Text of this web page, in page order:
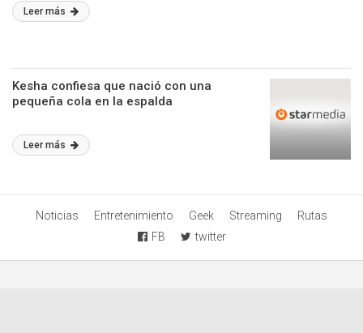
Leer más
Kesha confiesa que nació con una
pequeña cola en la espalda
Leer más
Noticias Entretenimiento Geek Streaming
Rutas
FB
twitter